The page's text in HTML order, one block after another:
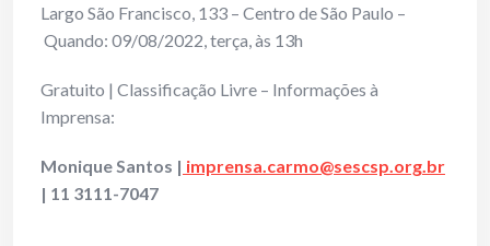
Largo São Francisco, 133 – Centro de São Paulo –
Quando: 09/08/2022, terça, às 13h
Gratuito | Classificação Livre – Informações à
Imprensa:
Monique Santos | imprensa.carmo@sescsp.org.br
| 11 3111-7047